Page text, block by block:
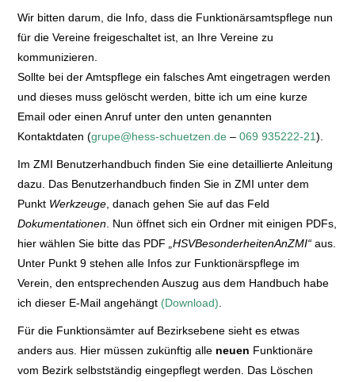
Wir bitten darum, die Info, dass die Funktionärsamtspflege nun
für die Vereine freigeschaltet ist, an Ihre Vereine zu
kommunizieren.
Sollte bei der Amtspflege ein falsches Amt eingetragen werden
und dieses muss gelöscht werden, bitte ich um eine kurze
Email oder einen Anruf unter den unten genannten
Kontaktdaten (grupe@hess-schuetzen.de –069 935222-21).
Im ZMI Benutzerhandbuch finden Sie eine detaillierte Anleitung
dazu. Das Benutzerhandbuch finden Sie in ZMI unter dem
Punkt Werkzeuge, danach gehen Sie auf das Feld
Dokumentationen. Nun öffnet sich ein Ordner mit einigen PDFs,
hier wählen Sie bitte das PDF„HSVBesonderheitenAnZMI“ aus.
Unter Punkt 9 stehen alle Infos zur Funktionärspflege im
Verein, den entsprechenden Auszug aus dem Handbuch habe
ich dieser E-Mail angehängt (Download).
Für die Funktionsämter auf Bezirksebene sieht es etwas
anders aus. Hier müssen zukünftig alle neuen Funktionäre
vom Bezirk selbstständig eingepflegt werden. Das Löschen